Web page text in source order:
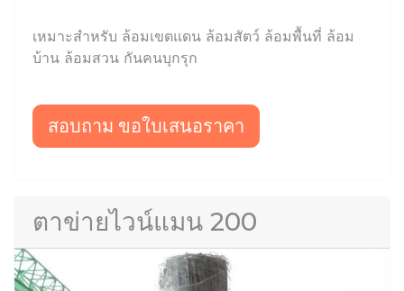
เหมาะสำหรับ ล้อมเขตแดน ล้อมสัตว์ ล้อมพื้นที่ ล้อม
บ้าน ล้อมสวน กันคนบุกรุก
สอบถาม ขอใบเสนอราคา
ตาข่ายไวน์แมน 200